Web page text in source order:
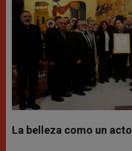
La belleza como un